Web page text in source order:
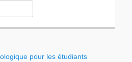
pour les étudiants